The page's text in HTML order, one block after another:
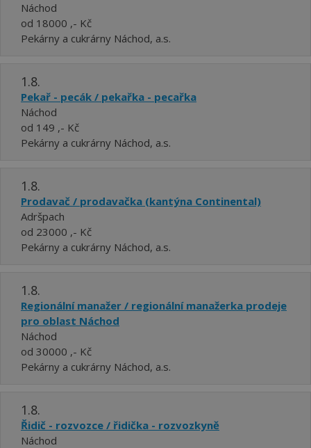
Náchod
od 18000 ,- Kč
Pekárny a cukrárny Náchod, a.s.
1.8.
Pekař - pecák / pekařka - pecařka
Náchod
od 149 ,- Kč
Pekárny a cukrárny Náchod, a.s.
1.8.
Prodavač / prodavačka (kantýna Continental)
Adršpach
od 23000 ,- Kč
Pekárny a cukrárny Náchod, a.s.
1.8.
Regionální manažer / regionální manažerka prodeje
pro oblast Náchod
Náchod
od 30000 ,- Kč
Pekárny a cukrárny Náchod, a.s.
1.8.
Řidič - rozvozce / řidička - rozvozkyně
Náchod